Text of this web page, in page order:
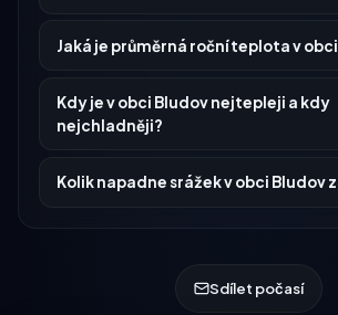
Jaká je průměrná roční teplota v
Kdy je v obci Bludov nejtepleji a kdy
nejchladněji?
Kolik napadne srážek v obci Bludov
Sdílet počasí